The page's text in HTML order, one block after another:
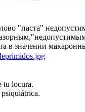
"паста"
в значении
tu locura.